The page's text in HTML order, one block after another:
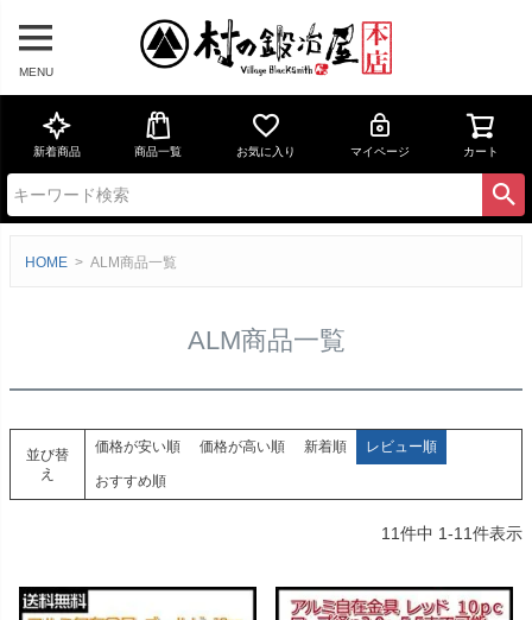
MENU
新着商品 商品一覧 お気に入り マイページ カート
HOME ALM商品一覧
ALM商品一覧
並び替
え
価格が安い順 価格が高い順 新着順 レビュー順
おすすめ順
11件中 1-11件表示